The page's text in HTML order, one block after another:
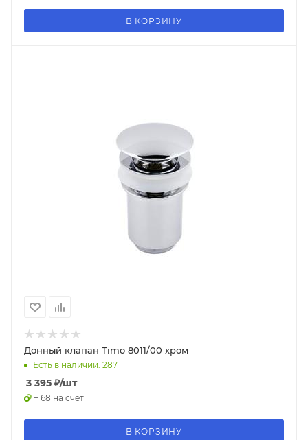
В КОРЗИНУ
Донный клапан Timo 8011/00 хром
Есть в наличии: 287
3 395 ₽/шт
+ 68 на счет
В КОРЗИНУ